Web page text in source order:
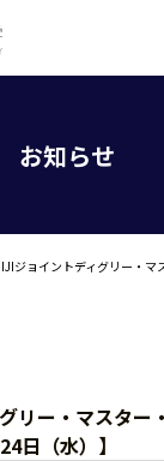
お知らせ
ジョイントディグリー・
リー・マスター
日（水）】